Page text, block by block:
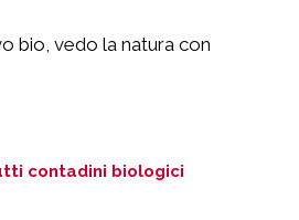
bio, vedo la natura con
contadini biologici